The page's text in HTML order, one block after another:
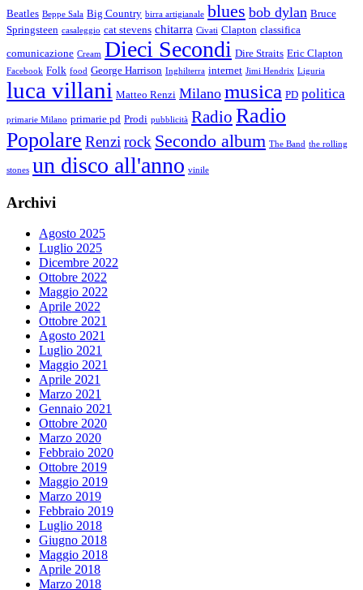
Beatles Beppe Sala Big Country birra artigianale blues bob dylan Bruce
Springsteen casaleggio cat stevens chitarra Civati Clapton classifica
comunicazione Cream Dieci Secondi Dire Straits Eric Clapton
Facebook Folk food George Harrison Inghilterra internet Jimi Hendrix Liguria
luca villani Matteo Renzi Milano musica PD politica
primarie Milano primarie pd Prodi pubblicità Radio Radio
Popolare Renzi rock Secondo album The Band the rolling
stones un disco all'anno vinile
Archivi
Agosto 2025
Luglio 2025
Dicembre 2022
Ottobre 2022
Maggio 2022
Aprile 2022
Ottobre 2021
Agosto 2021
Luglio 2021
Maggio 2021
Aprile 2021
Marzo 2021
Gennaio 2021
Ottobre 2020
Marzo 2020
Febbraio 2020
Ottobre 2019
Maggio 2019
Marzo 2019
Febbraio 2019
Luglio 2018
Giugno 2018
Maggio 2018
Aprile 2018
Marzo 2018